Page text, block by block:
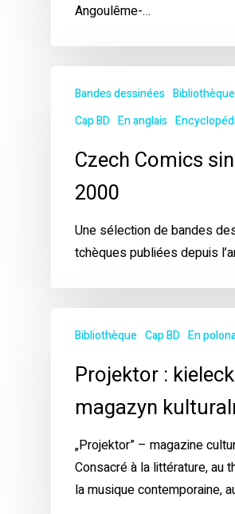
Angoulême-…
Bandes dessinées Bibliothèque
Cap BD En anglais
Czech Comics
2000
Une sélection de bandes
tchèques publiées depuis
Bibliothèque Cap BD En
Projektor :
magazyn
„Projektor” – magazine
Consacré à la littérature, au
la musique contemporaine,